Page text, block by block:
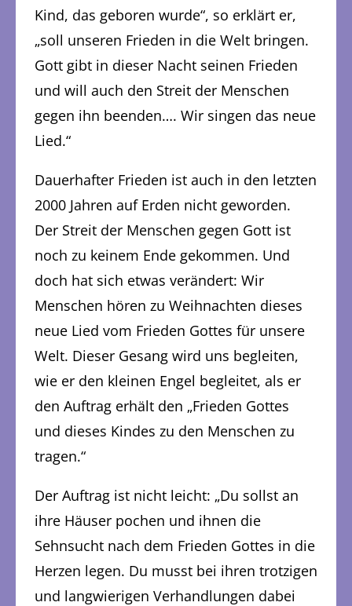
Kind, das geboren wurde“, so erklärt er,
„soll unseren Frieden in die Welt bringen.
Gott gibt in dieser Nacht seinen Frieden
und will auch den Streit der Menschen
gegen ihn beenden…. Wir singen das neue
Lied.“
Dauerhafter Frieden ist auch in den letzten
2000 Jahren auf Erden nicht geworden.
Der Streit der Menschen gegen Gott ist
noch zu keinem Ende gekommen. Und
doch hat sich etwas verändert: Wir
Menschen hören zu Weihnachten dieses
neue Lied vom Frieden Gottes für unsere
Welt. Dieser Gesang wird uns begleiten,
wie er den kleinen Engel begleitet, als er
den Auftrag erhält den „Frieden Gottes
und dieses Kindes zu den Menschen zu
tragen.“
Der Auftrag ist nicht leicht: „Du sollst an
ihre Häuser pochen und ihnen die
Sehnsucht nach dem Frieden Gottes in die
Herzen legen. Du musst bei ihren trotzigen
und langwierigen Verhandlungen dabei